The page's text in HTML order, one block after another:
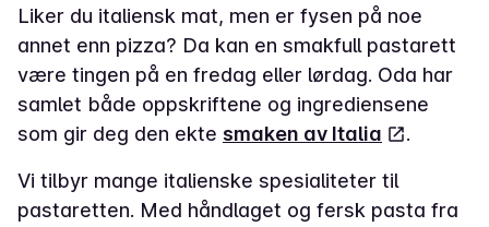
Liker du italiensk mat, men er fysen på noe
annet enn pizza? Da kan en smakfull pastarett
være tingen på en fredag eller lørdag. Oda har
samlet både oppskriftene og ingrediensene
som gir deg den ekte smaken av Italia .
Vi tilbyr mange italienske spesialiteter til
pastaretten. Med håndlaget og fersk pasta fra